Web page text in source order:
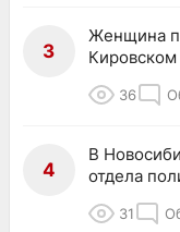
3
Женщина
36
4
В
отдела
31